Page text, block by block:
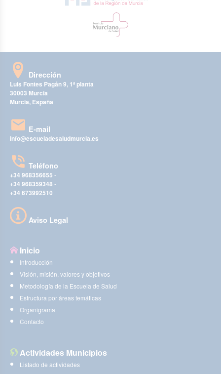
Dirección
Luis Fontes Pagán 9, 1ª planta
30003 Murcia
Murcia, España
E-mail
info@escueladesaludmurcia.es
Teléfono
+34 968356655 -
+34 968359348 -
+34 673992510
Aviso Legal
Inicio
Introducción
Visión, misión, valores y objetivos
Metodología de la Escuela de Salud
Estructura por áreas temáticas
Organigrama
Contacto
Actividades Municipios
Listado de actividades